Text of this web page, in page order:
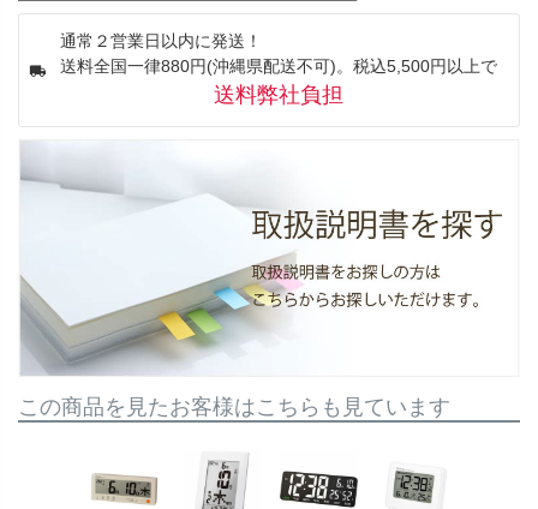
通常２営業日以内に発送！
送料全国一律880円(沖縄県配送不可)。税込5,500円以上で
送料弊社負担
この商品を見たお客様はこちらも見ています